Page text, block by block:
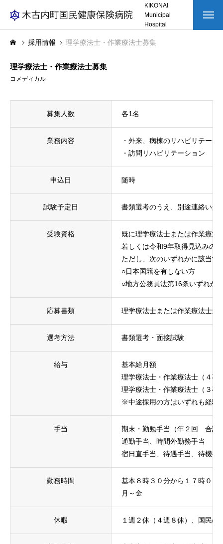
KIKONAI
Municipal
Hospital
トップページ
HOSPITAL
わたしたちの仕事
インタビュー
RECRUITMENT 採用を知る
採用情報 理学療法士・作業療法士募集
理学療法士・作業療法士募集
コメディカル
募集人数 各1名
業務内容
・外来、病棟のリハビリテーシ
・訪問リハビリテーション
申込日 随時
試験予定日 書類選考のうえ、別途連絡いた
受験資格
既に理学療法士または作業療法
若しくは令和9年取得見込みの
ただし、次のいずれかに該当す
○日本国籍を有しない方
○地方公務員法第16条いずれか
応募書類 理学療法士または作業療法士
選考方法 書類選考・面接試験
給与
基本給月額
理学療法士・作業療法士（４
理学療法士・作業療法士（３
※中途採用の方はいずれも経験
手当
期末・勤勉手当（年２回 合計
通勤手当、時間外勤務手当
宿日直手当、待遇手当、待機手
勤務時間
基本８時３０分から１７時０
月～金
休暇 １週２休（４週８休）、国民